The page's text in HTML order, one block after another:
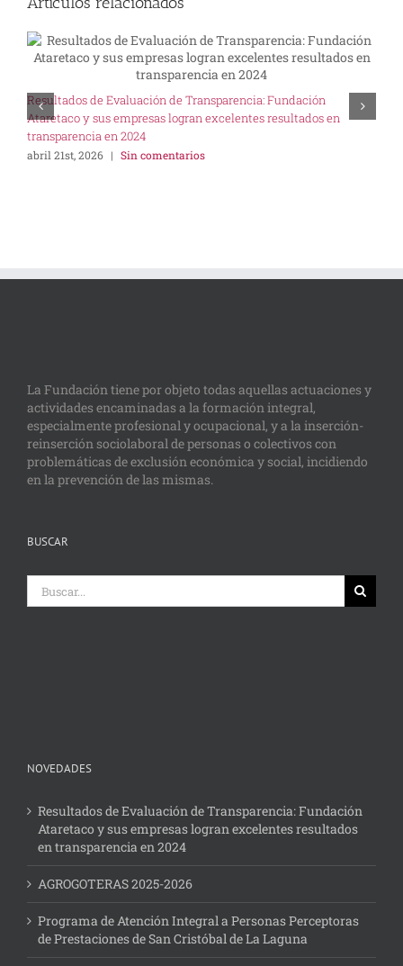
Resultados de Evaluación de Transparencia: Fundación
Ataretaco y sus empresas logran excelentes resultados en
transparencia en 2024
abril 21st, 2026 | Sin comentarios
La Fundación tiene por objeto todas aquellas actuaciones y
actividades encaminadas a la formación integral,
especialmente profesional y ocupacional, y a la inserción-
reinserción sociolaboral de personas o colectivos con
problemáticas de exclusión económica y social, incidiendo
en la prevención de las mismas.
BUSCAR
NOVEDADES
Resultados de Evaluación de Transparencia: Fundación
Ataretaco y sus empresas logran excelentes resultados
en transparencia en 2024
AGROGOTERAS 2025-2026
Programa de Atención Integral a Personas Perceptoras
de Prestaciones de San Cristóbal de La Laguna